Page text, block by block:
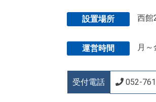
設置場所 西館
運営時間 月
受付電話 052-